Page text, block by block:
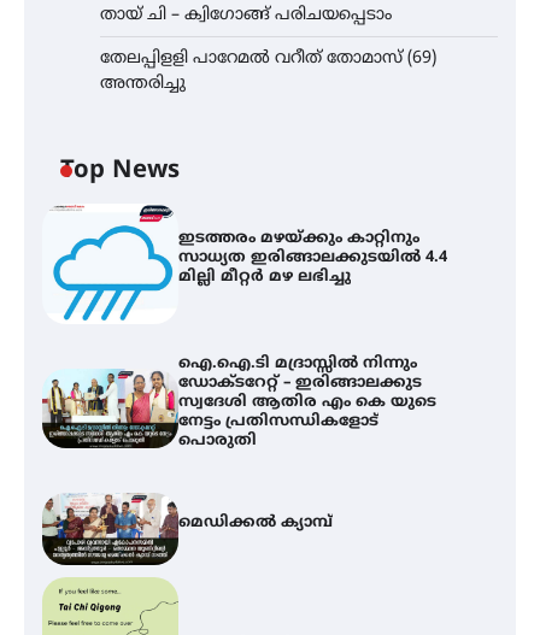
തായ് ചി – ക്വിഗോങ്ങ് പരിചയപ്പെടാം
തേലപ്പിളളി പാറേമൽ വറീത് തോമാസ് (69)
അന്തരിച്ചു
Top News
ഇടത്തരം മഴയ്ക്കും കാറ്റിനും
സാധ്യത ഇരിങ്ങാലക്കുടയിൽ 4.4
മില്ലി മീറ്റർ മഴ ലഭിച്ചു
ഐ.ഐ.ടി മദ്രാസ്സിൽ നിന്നും
ഡോക്ടറേറ്റ് – ഇരിങ്ങാലക്കുട
സ്വദേശി ആതിര എം കെ യുടെ
നേട്ടം പ്രതിസന്ധികളോട്
പൊരുതി
മെഡിക്കൽ ക്യാമ്പ്